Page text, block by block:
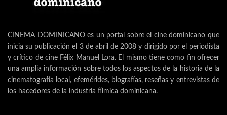
CINEMA DOMINICANO es un portal sobre el cine dominicano que
inicia su publicación el 3 de abril de 2008 y dirigido por el periodista
y crítico de cine Félix Manuel Lora. El mismo tiene como fin ofrecer
una amplia información sobre todos los aspectos de la historia de la
cinematografía local, efemérides, biografías, reseñas y entrevistas de
los hacedores de la industria fílmica dominicana.